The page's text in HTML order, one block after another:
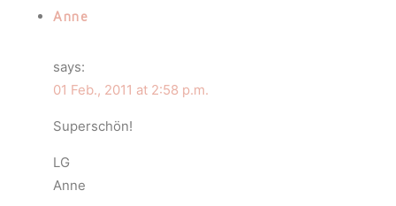
Anne
says:
01 Feb., 2011 at 2:58 p.m.
Superschön!
LG
Anne